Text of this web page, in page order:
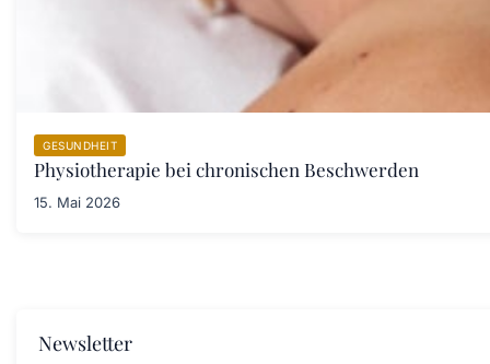
GESUNDHEIT
Physiotherapie bei chronischen Beschwerden
15. Mai 2026
Newsletter